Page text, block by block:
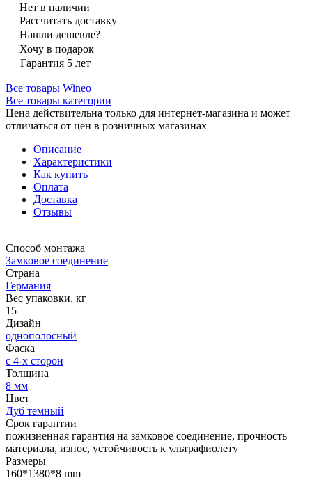
Нет в наличии
Рассчитать доставку
Нашли дешевле?
Хочу в подарок
Гарантия 5 лет
Все товары Wineo
Все товары категории
Цена действительна только для интернет-магазина и может
отличаться от цен в розничных магазинах
Описание
Характеристики
Как купить
Оплата
Доставка
Отзывы
Способ монтажа
Замковое соединение
Страна
Германия
Вес упаковки, кг
15
Дизайн
однополосный
Фаска
с 4-х сторон
Толщина
8 мм
Цвет
Дуб темный
Срок гарантии
пожизненная гарантия на замковое соединение, прочность
материала, износ, устойчивость к ультрафиолету
Размеры
160*1380*8 mm